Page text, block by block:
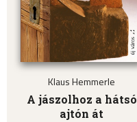
Klaus Hemmerle
A jászolhoz a hátsó
ajtón át